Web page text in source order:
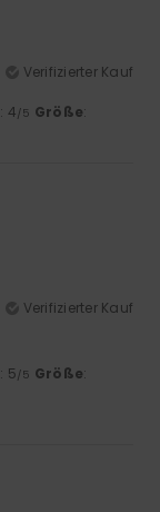
Verifizierter Kauf
: 4/5 Größe:
Verifizierter Kauf
: 5/5 Größe: